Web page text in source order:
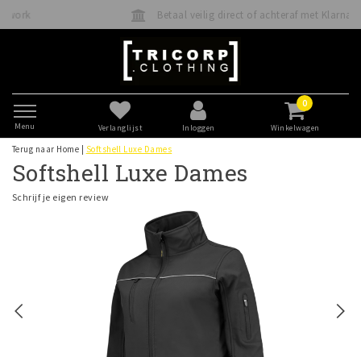
Betaal veilig direct of achteraf met Klarna
Menu Verlanglijst Inloggen
0
Winkelwagen
Terug naar Home Softshell Luxe Dames
Softshell Luxe Dames
Schrijf je eigen review